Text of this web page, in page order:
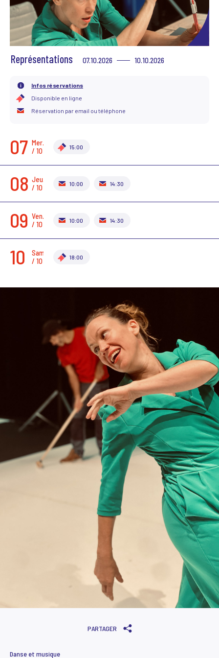
Scène News – Le blog du labo médias
Représentations 07.10.2026 10.10.2026
Infos réservations
Disponible en ligne
Réservation par email ou téléphone
Mer.
07 / 10 15:00
Jeu.
08 / 10 10:00 14:30
Ven.
09 / 10 10:00 14:30
Sam.
10 / 10 18:00
PARTAGER
Danse et musique